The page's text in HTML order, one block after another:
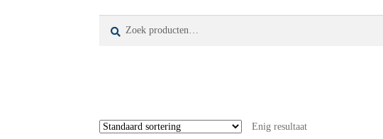
Enig resultaat